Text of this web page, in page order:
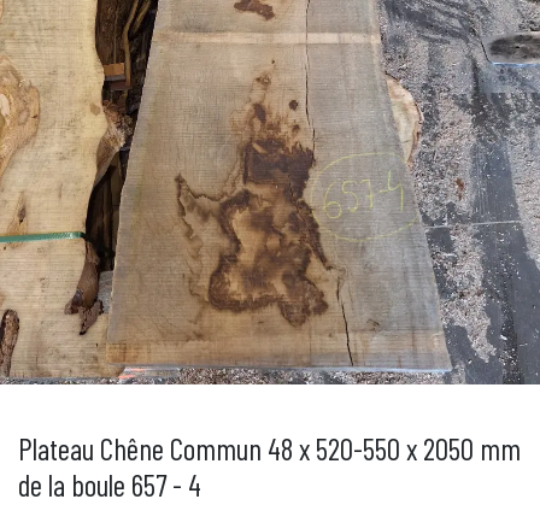
Plateau Chêne Commun 48 x 520-550 x 2050 mm
de la boule 657 - 4